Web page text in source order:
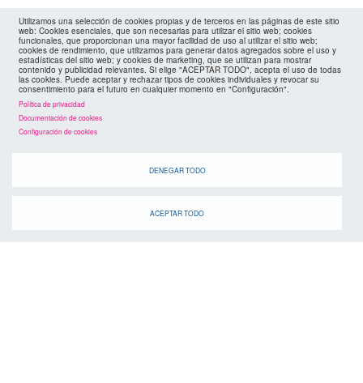
agenda
Utilizamos una selección de cookies propias y de terceros en las páginas de este sitio
web: Cookies esenciales, que son necesarias para utilizar el sitio web; cookies
funcionales, que proporcionan una mayor facilidad de uso al utilizar el sitio web;
cookies de rendimiento, que utilizamos para generar datos agregados sobre el uso y
estadísticas del sitio web; y cookies de marketing, que se utilizan para mostrar
contenido y publicidad relevantes. Si elige "ACEPTAR TODO", acepta el uso de todas
las cookies. Puede aceptar y rechazar tipos de cookies individuales y revocar su
consentimiento para el futuro en cualquier momento en "Configuración".
Política de privacidad
Documentación de cookies
Configuración de cookies
DENEGAR TODO
ACEPTAR TODO